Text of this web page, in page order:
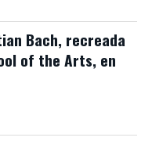
Bach, recreada
of the Arts, en